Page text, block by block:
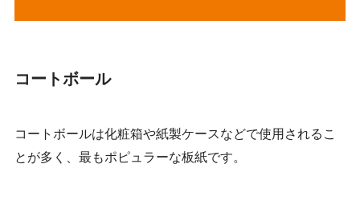
コートボール
コートボールは化粧箱や紙製ケースなどで使用されるこ
とが多く、最もポピュラーな板紙です。